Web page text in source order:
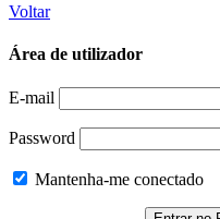
Voltar
Área de utilizador
E-mail
Password
Mantenha-me conectado